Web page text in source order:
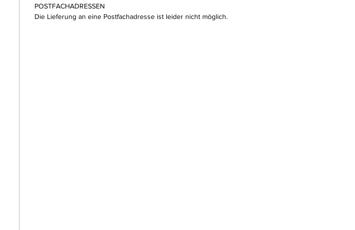
POSTFACHADRESSEN
Die Lieferung an eine Postfachadresse ist leider nicht möglich.